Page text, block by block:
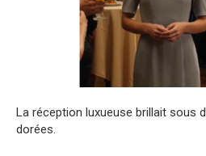
La réception luxueuse brillait sous
dorées.